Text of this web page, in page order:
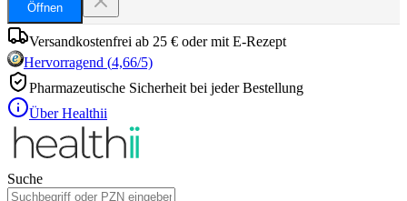
Öffnen
Versandkostenfrei ab 25 € oder mit E-Rezept
Hervorragend (4,66/5)
Pharmazeutische Sicherheit bei jeder Bestellung
Über Healthii
Suche